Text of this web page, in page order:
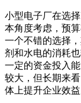
小型电子厂在选择
本角度考虑，预
一个不错的选择
剂和水电的消耗
一定的资金投入
较大，但长期来
体上提升企业效益